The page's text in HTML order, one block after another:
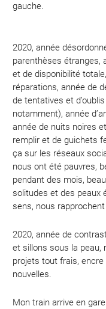
gauche.
2020, année
parenthèses étranges,
et de disponibilité
réparations, année de
de tentatives et
notamment), année
année de nuits noires
remplir et de guichets
ça sur les réseaux
nous ont été pauvres,
pendant des mois,
solitudes et des peaux
sens, nous
2020, année de
et sillons sous la peau,
projets tout frais,
nouvelles.
Mon train arrive en